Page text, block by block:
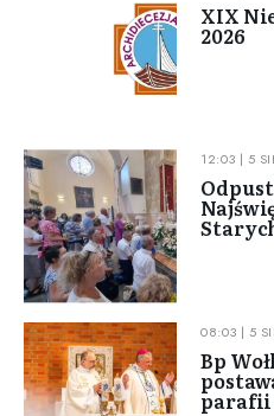
XIX
2026
12:03 | 5
08:03 | 5
Bp
parafii